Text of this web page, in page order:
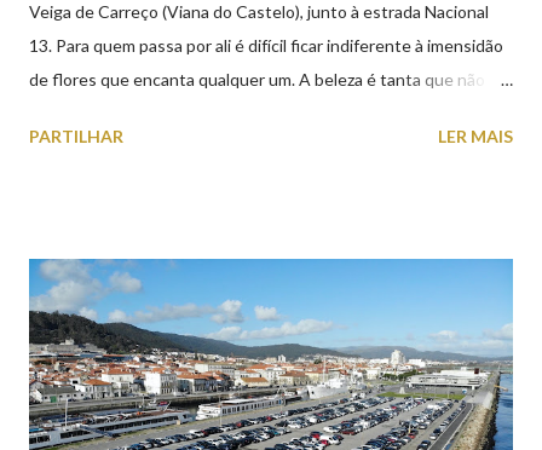
Veiga de Carreço (Viana do Castelo), junto à estrada Nacional
13. Para quem passa por ali é difícil ficar indiferente à imensidão
de flores que encanta qualquer um. A beleza é tanta que não
aproveite a paisagem como cenário para tirar algumas
PARTILHAR LER MAIS